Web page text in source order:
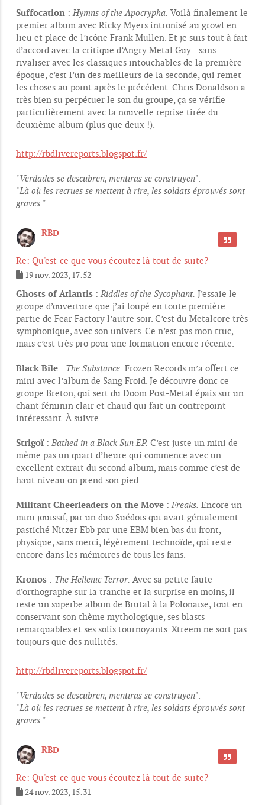
Suffocation :Hymns of the Apocrypha. Voilà finalement le
premier album avec Ricky Myers intronisé au growl en
lieu et place de l’icône Frank Mullen. Et je suis tout à fait
d’accord avec la critique d’Angry Metal Guy : sans
rivaliser avec les classiques intouchables de la première
époque, c’est l’un des meilleurs de la seconde, qui remet
les choses au point après le précédent. Chris Donaldson a
très bien su perpétuer le son du groupe, ça se vérifie
particulièrement avec la nouvelle reprise tirée du
deuxième album (plus que deux !).
http://rbdlivereports.blogspot.fr/
"Verdades se descubren, mentiras se construyen".
"Là où les recrues se mettent à rire, les soldats éprouvés sont
graves."
RBD
Re: Qu'est-ce que vous écoutez là tout de suite?
CITER
e
s
a
g
e
19 nov. 2023, 17:52
Ghosts of Atlantis :Riddles of the Sycophant. J’essaie le
groupe d’ouverture que j’ai loupé en toute première
partie de Fear Factory l’autre soir. C’est du Metalcore très
symphonique, avec son univers. Ce n’est pas mon truc,
mais c’est très pro pour une formation encore récente.
Black Bile : The Substance. Frozen Records m’a offert ce
mini avec l’album de Sang Froid. Je découvre donc ce
groupe Breton, qui sert du Doom Post-Metal épais sur un
chant féminin clair et chaud qui fait un contrepoint
intéressant. À suivre.
Strigoï: Bathed in a Black Sun EP. C’est juste un mini de
même pas un quart d’heure qui commence avec un
excellent extrait du second album, mais comme c’est de
haut niveau on prend son pied.
Militant Cheerleaders on the Move :Freaks. Encore un
mini jouissif, par un duo Suédois qui avait génialement
pastiché Nitzer Ebb par une EBM bien bas du front,
physique, sans merci, légèrement technoïde, qui reste
encore dans les mémoires de tous les fans.
Kronos : The Hellenic Terror. Avec sa petite faute
d’orthographe sur la tranche et la surprise en moins, il
reste un superbe album de Brutal à la Polonaise, tout en
conservant son thème mythologique, ses blasts
remarquables et ses solis tournoyants. Xtreem ne sort pas
toujours que des nullités.
http://rbdlivereports.blogspot.fr/
"Verdades se descubren, mentiras se construyen".
"Là où les recrues se mettent à rire, les soldats éprouvés sont
graves."
RBD
Re: Qu'est-ce que vous écoutez là tout de suite?
CITER
24 nov. 2023, 15:31